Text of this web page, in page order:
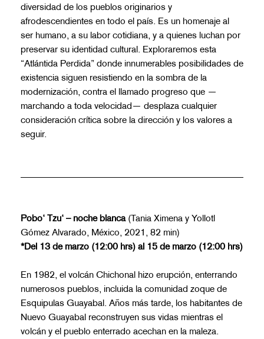
diversidad de los pueblos originarios y
afrodescendientes en todo el país. Es un homenaje al
ser humano, a su labor cotidiana, y a quienes luchan por
preservar su identidad cultural. Exploraremos esta
“Atlántida Perdida” donde innumerables posibilidades de
existencia siguen resistiendo en la sombra de la
modernización, contra el llamado progreso que —
marchando a toda velocidad— desplaza cualquier
consideración crítica sobre la dirección y los valores a
seguir.
Pobo‘ Tzu‘ – noche blanca (Tania Ximena y Yollotl
Gómez Alvarado, México, 2021, 82 min)
*Del 13 de marzo (12:00 hrs) al 15 de marzo (12:00 hrs)
En 1982, el volcán Chichonal hizo erupción, enterrando
numerosos pueblos, incluida la comunidad zoque de
Esquipulas Guayabal. Años más tarde, los habitantes de
Nuevo Guayabal reconstruyen sus vidas mientras el
volcán y el pueblo enterrado acechan en la maleza.